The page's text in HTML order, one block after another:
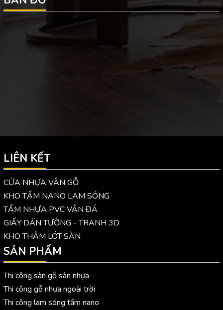
LIÊN KẾT
CỬA NHỰA VÂN GỖ
KHO TẤM NANO LAM SÓNG
TẤM NHỰA PVC VÂN ĐÁ
GIẤY DÁN TƯỜNG - TRANH 3D
KHO THẢM LÓT SÀN
SẢN PHẨM
Thi công sàn gỗ sàn nhựa
Thi công gỗ nhựa ngoài trời
Thi công lam sóng tấm nano